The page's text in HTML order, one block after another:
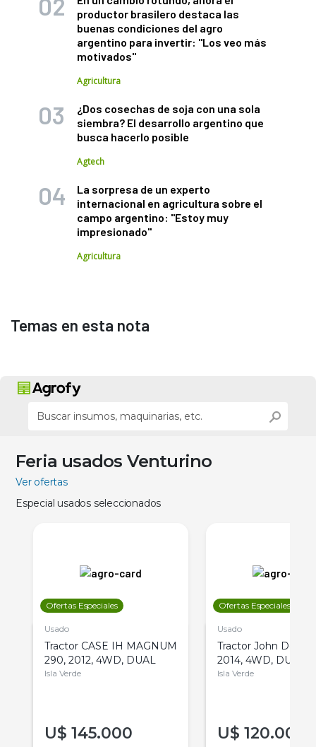
productor brasilero destaca las
buenas condiciones del agro
argentino para invertir: "Los veo más
motivados"
Agricultura
¿Dos cosechas de soja con una sola
siembra? El desarrollo argentino que
busca hacerlo posible
Agtech
La sorpresa de un experto
internacional en agricultura sobre el
campo argentino: "Estoy muy
impresionado"
Agricultura
Temas en esta nota
Feria usados Venturino
Ver ofertas
Especial usados seleccionados
Ofertas Especiales
Usado
Tractor CASE IH MAGNUM
290, 2012, 4WD, DUAL
Isla Verde
U$ 145.000
Ofertas Especiales
Usado
Tractor John Deere
2014, 4WD, DUAL
Isla Verde
U$ 120.000